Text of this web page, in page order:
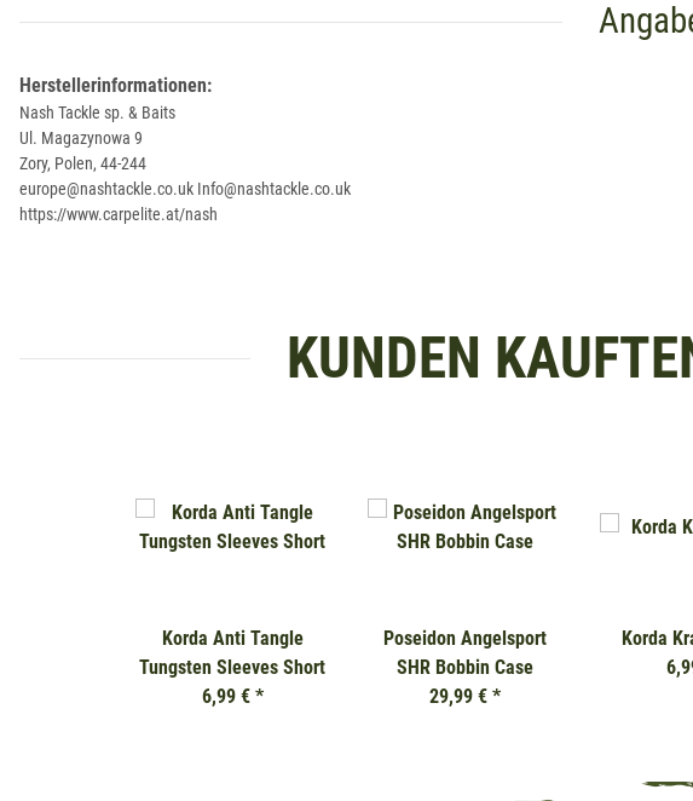
Herstellerinformationen:
Nash Tackle sp. & Baits
Ul. Magazynowa 9
Zory, Polen, 44-244
europe@nashtackle.co.uk Info@nashtackle.co.uk
https://www.carpelite.at/nash
KUNDEN
Korda Anti Tangle
Tungsten Sleeves Short
6,99 € *
Poseidon Angelsport
SHR Bobbin Case
29,99 € *
Korda